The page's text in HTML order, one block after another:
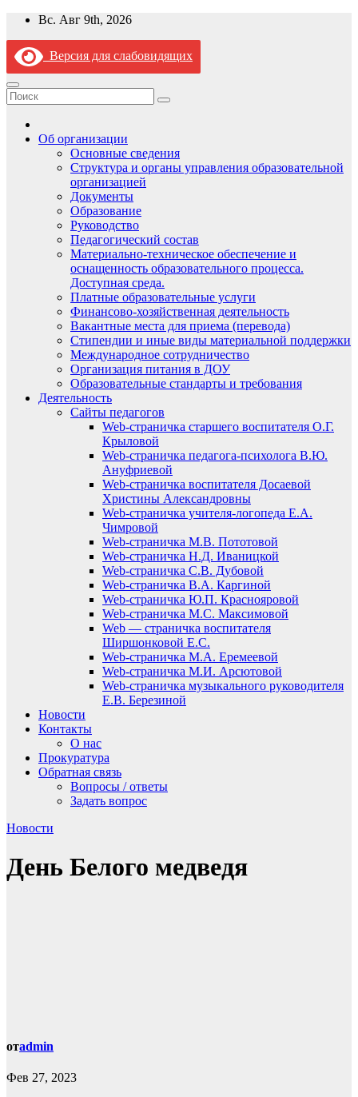
Перейти
содержимому
Вс. Авг 9th, 2026
Версия для слабовидящих
Об организации
Основные сведения
Структура и органы управления образовательной
организацией
Документы
Образование
Руководство
Педагогический состав
Материально-техническое обеспечение и
оснащенность образовательного процесса.
Доступная среда.
Платные образовательные услуги
Финансово-хозяйственная деятельность
Вакантные места для приема (перевода)
Стипендии и иные виды материальной поддержки
Международное сотрудничество
Организация питания в ДОУ
Образовательные стандарты и требования
Деятельность
Сайты педагогов
Web-страничка старшего воспитателя О.Г.
Крыловой
Web-страничка педагога-психолога В.Ю.
Ануфриевой
Web-страничка воспитателя Досаевой
Христины Александровны
Web-страничка учителя-логопеда Е.А.
Чимровой
Web-страничка М.В. Пототовой
Web-страничка Н.Д. Иваницкой
Web-страничка С.В. Дубовой
Web-страничка В.А. Каргиной
Web-страничка Ю.П. Краснояровой
Web-страничка М.С. Максимовой
Web — страничка воспитателя
Ширшонковой Е.С.
Web-страничка М.А. Еремеевой
Web-страничка М.И. Арсютовой
Web-страничка музыкального руководителя
Е.В. Березиной
Новости
Контакты
О нас
Прокуратура
Обратная связь
Вопросы / ответы
Задать вопрос
Новости
День Белого медведя
отadmin
Фев 27, 2023